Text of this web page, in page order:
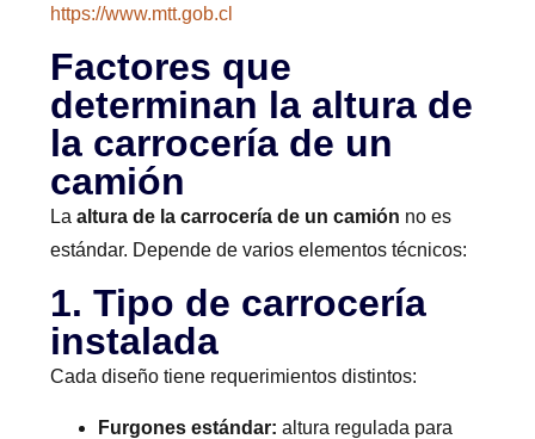
https://www.mtt.gob.cl
Factores que
determinan la altura de
la carrocería de un
camión
La altura de la carrocería de un camión no es
estándar. Depende de varios elementos técnicos:
1. Tipo de carrocería
instalada
Cada diseño tiene requerimientos distintos:
Furgones estándar: altura regulada para